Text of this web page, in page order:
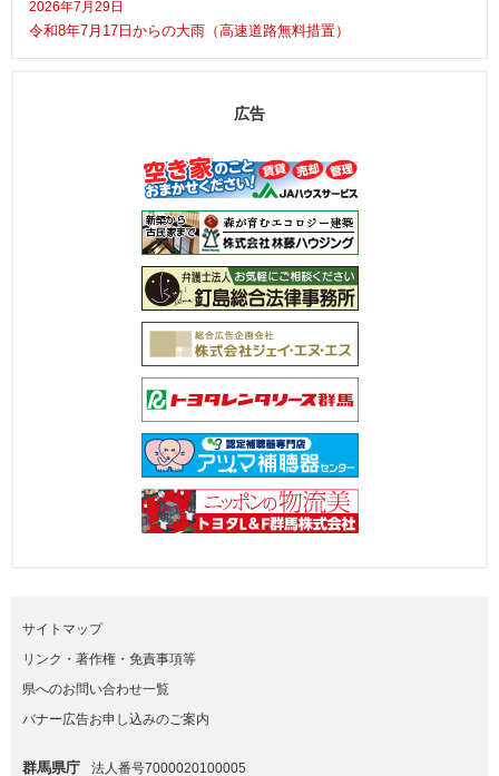
2026年7月29日
令和8年7月17日からの大雨（高速道路無料措置）
広告
サイトマップ
リンク・著作権・免責事項等
県へのお問い合わせ一覧
バナー広告お申し込みのご案内
群馬県庁 法人番号7000020100005